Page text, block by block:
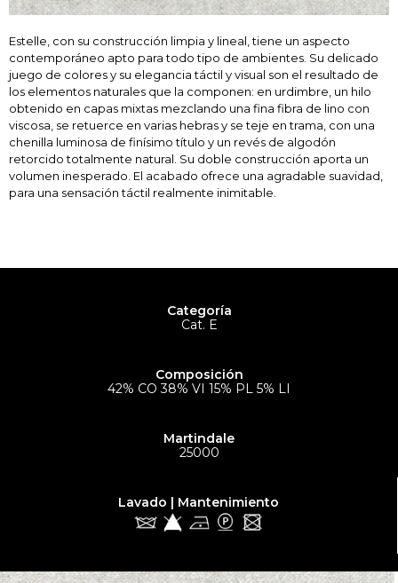
Estelle, con su construcción limpia y lineal, tiene un aspecto
contemporáneo apto para todo tipo de ambientes. Su delicado
juego de colores y su elegancia táctil y visual son el resultado de
los elementos naturales que la componen: en urdimbre, un hilo
obtenido en capas mixtas mezclando una fina fibra de lino con
viscosa, se retuerce en varias hebras y se teje en trama, con una
chenilla luminosa de finísimo título y un revés de algodón
retorcido totalmente natural. Su doble construcción aporta un
volumen inesperado. El acabado ofrece una agradable suavidad,
para una sensación táctil realmente inimitable.
Categoría
Cat. E
Composición
42% CO 38% VI 15% PL 5% LI
Martindale
25000
Lavado | Mantenimiento